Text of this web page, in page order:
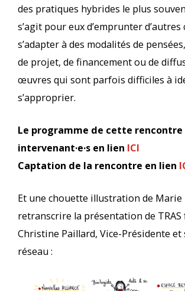
des pratiques hybrides le plus
s’agit pour eux d’emprunter d’autres
s’adapter à des modalités de
de projet, de financement ou de
œuvres qui sont parfois difficiles à
s’approprier.
Le programme de cette rencontre
intervenant·e·s en lien ICI
Captation de la rencontre en lien
Et une chouette illustration de
retranscrire la présentation de
Christine Paillard, Vice-Présidente et
réseau :